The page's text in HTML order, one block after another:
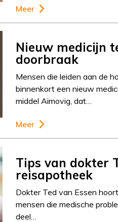
Meer
Nieuw medicijn
doorbraak
Mensen die leiden aan de
binnenkort een nieuw
middel Aimovig, dat…
Meer
Tips van dokter
reisapotheek
Dokter Ted van Essen
mensen die medische
deel…